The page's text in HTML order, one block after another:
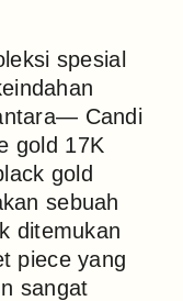
spesial
Candi
gold 17K
gold
sebuah
ditemukan
piece yang
sangat